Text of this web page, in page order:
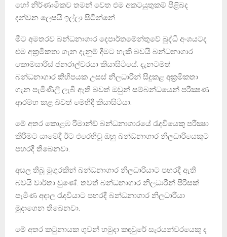
හෝ නිර්ණාමිකව තමන් වෙත එම අකටයුතුකම් පිළිබද
දන්වන ලෙසයි ඉල්ලා සිටින්නේ.
මීට අමතරව බන්ධනාගාර දෙපාර්තමේන්තුවේ බුද්ධි අංශයටද
එම අක‍්‍රමිකතා ගැන දැනුම් දීමට හැකි බවයි බන්ධනාගාර
කොමසාරිස් ජනරාල්වරයා කියාසිටියේ. දැනටමත්
බන්ධනාගාර කිහිපයක උසස් නිලධාරීන් සිදුකළ අක‍්‍රමිකතා
ගැන පැමිණිලි ලැබී ඇති බවත් ඔවුන් සම්බන්ධයෙන් පරීක්‍ෂණ
ආරම්භ කළ බවත් මෙහිදී කියාසිටියා.
මේ අතර කොළඹ රිමාන්ඞ් බන්ධනාගාරයේ රැදවියෙකු පරීක්‍ෂා
කිරීමට යාමේදී ඊට එරෙහිවූ ඔහු බන්ධනාගාර නිලධාරියෙකුට
පහරදී තිබෙනවා.
අසල තිබූ මුගුරකින් බන්ධනාගාර නිලධාරියාට පහරදී ඇති
බවයි වාර්තා වුණේ. තවත් බන්ධනාගාර නිලධාරීන් පිරිසක්
පැමිණ අදාල රැදවියාට පහරදී බන්ධනාගාර නිලධාරියා
මුදාගෙන තිබෙනවා.
මේ අතර කටුනායක ගුවන් හමුදා කඳවුරේ සැරයන්වරයෙකු ද